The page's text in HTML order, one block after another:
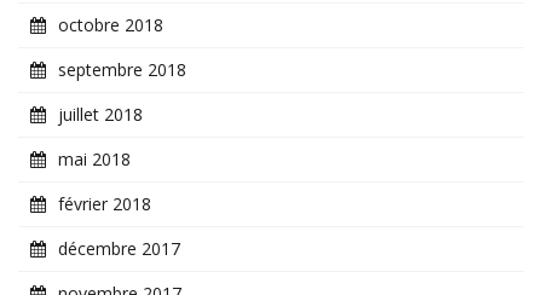
octobre 2018
septembre 2018
juillet 2018
mai 2018
février 2018
décembre 2017